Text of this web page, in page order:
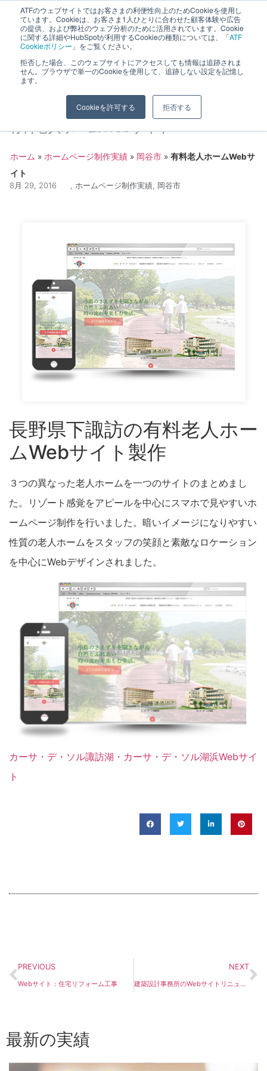
ATFのウェブサイトではお客さまの利便性向上のためCookieを使用し
ています。Cookieは、お客さま1人ひとりに合わせた顧客体験や広告
の提供、および弊社のウェブ分析のために活用されています。Cookie
に関する詳細やHubSpotが利用するCookieの種類については、「ATF
Cookieポリシー 」をご覧ください。
拒否した場合、このウェブサイトにアクセスしても情報は追跡されま
せん。ブラウザで単一のCookieを使用して、追跡しない設定を記憶し
ます。
Cookieを許可する 拒否する
長野県長野市・松本市ウェブ制作事業部 コンサルティングFIRM
有料老人ホームWebサイト
ホーム » ホームページ制作実績 » 岡谷市 » 有料老人ホームWebサ
イト
8月 29, 2016
ホームページ制作実績 岡谷市
長野県下諏訪の有料老人ホー
ムWebサイト製作
３つの異なった老人ホームを一つのサイトのまとめまし
た。リゾート感覚をアピールを中心にスマホで見やすいホ
ームページ制作を行いました。暗いイメージになりやすい
性質の老人ホームをスタッフの笑顔と素敵なロケーション
を中心にWebデザインされました。
カーサ・デ・ソル諏訪湖・カーサ・デ・ソル湖浜Webサイ
ト
PREVIOUS
Webサイト：住宅リフォーム工事
NEXT
建築設計事務所のWebサイトリニューアル
最新の実績